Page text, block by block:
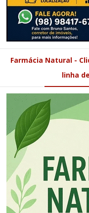
Farmácia Natural -
linha